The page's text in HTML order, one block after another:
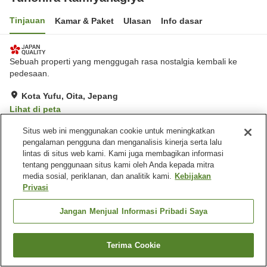
Tinjauan Kamar & Paket Ulasan Info dasar
Sebuah properti yang menggugah rasa nostalgia kembali ke
pedesaan.
Kota Yufu, Oita, Jepang
Lihat di peta
Luar biasa Ulasan:
Fasilitas properti
Wi-Fi
Mata air panas di dalam
Beranda Jepang Oita Kota Yufu Yunohira Kamiyanagiya
Cari kamar
Situs web ini menggunakan cookie untuk meningkatkan
pengalaman pengguna dan menganalisis kinerja serta lalu
lintas di situs web kami. Kami juga membagikan informasi
tentang penggunaan situs kami oleh Anda kepada mitra
media sosial, periklanan, dan analitik kami. Kebijakan
Privasi
Jangan Menjual Informasi Pribadi Saya
Terima Cookie